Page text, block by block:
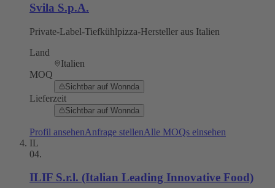
Svila S.p.A.
Private-Label-Tiefkühlpizza-Hersteller aus Italien
Land
Italien
MOQ
Sichtbar auf Wonnda
Lieferzeit
Sichtbar auf Wonnda
Profil ansehenAnfrage stellenAlle MOQs einsehen
IL
04.
ILIF S.r.l. (Italian Leading Innovative Food)